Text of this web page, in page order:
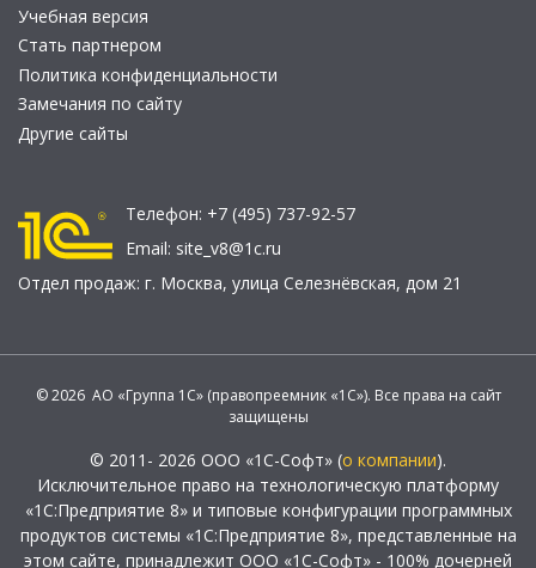
Учебная версия
Стать партнером
Политика конфиденциальности
Замечания по сайту
Другие сайты
Телефон: +7 (495) 737-92-57
Email: site_v8@1c.ru
Отдел продаж: г. Москва, улица Селезнёвская, дом 21
© 2026 АО «Группа 1С» (правопреемник «1С»). Все права на сайт
защищены
© 2011- 2026 ООО «1С-Софт» (о компании).
Исключительное право на технологическую платформу
«1С:Предприятие 8» и типовые конфигурации программных
продуктов системы «1С:Предприятие 8», представленные на
этом сайте, принадлежит ООО «1С-Софт» - 100% дочерней